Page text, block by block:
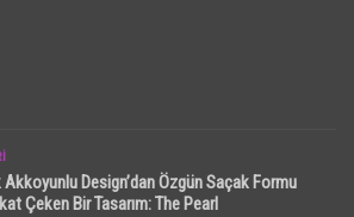
Akkoyunlu Design’dan Özgün Saçak Formu
Çeken Bir Tasarım: The Pearl